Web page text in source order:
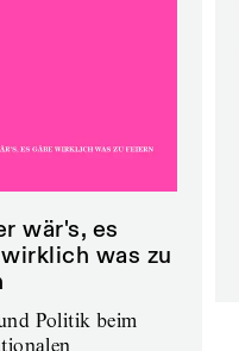
wär's, es
was zu
Politik beim